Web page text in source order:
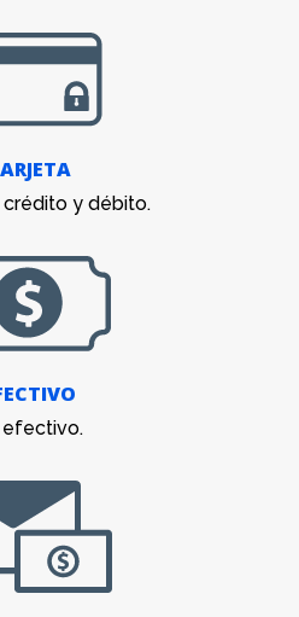
y débito.
efectivo.